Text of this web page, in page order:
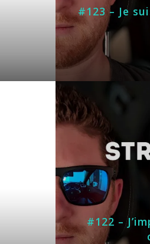
#123 – Je
#122 –